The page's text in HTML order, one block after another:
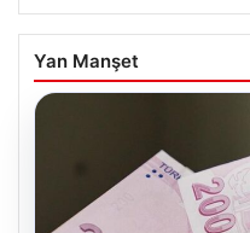
Yan Manşet